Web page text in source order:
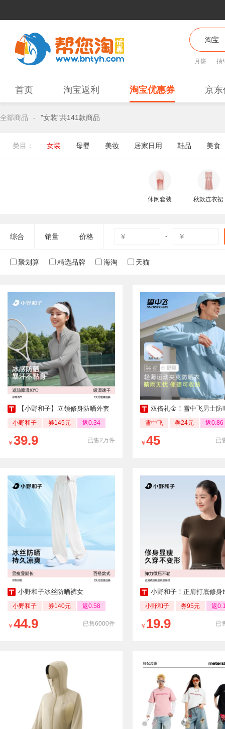
月饼 抽
首页 淘宝返利 淘宝优惠券 京东
全部商品 - "女装"共141款商品
类目： 女装 母婴 美妆 居家日用 鞋品 美食
休闲套装 秋款连衣裙
综合 销量 价格 -
聚划算 精选品牌 海淘 天猫
【小野和子】立领修身防晒外套
小野和子 券145元 返0.34
已售2万件
￥ 39.9
双倍礼金！雪中飞男士防晒衣连
雪中飞 券24元 返0.86
已
￥ 45
小野和子冰丝防晒裤女
小野和子 券140元 返0.58
已售6000件
￥ 44.9
小野和子！正肩打底修身
小野和子 券95元 返
已
￥ 19.9